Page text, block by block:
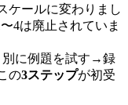
ケールに変わりまし
4は廃止されていま
に例題を試す→録
の3ステップが初受